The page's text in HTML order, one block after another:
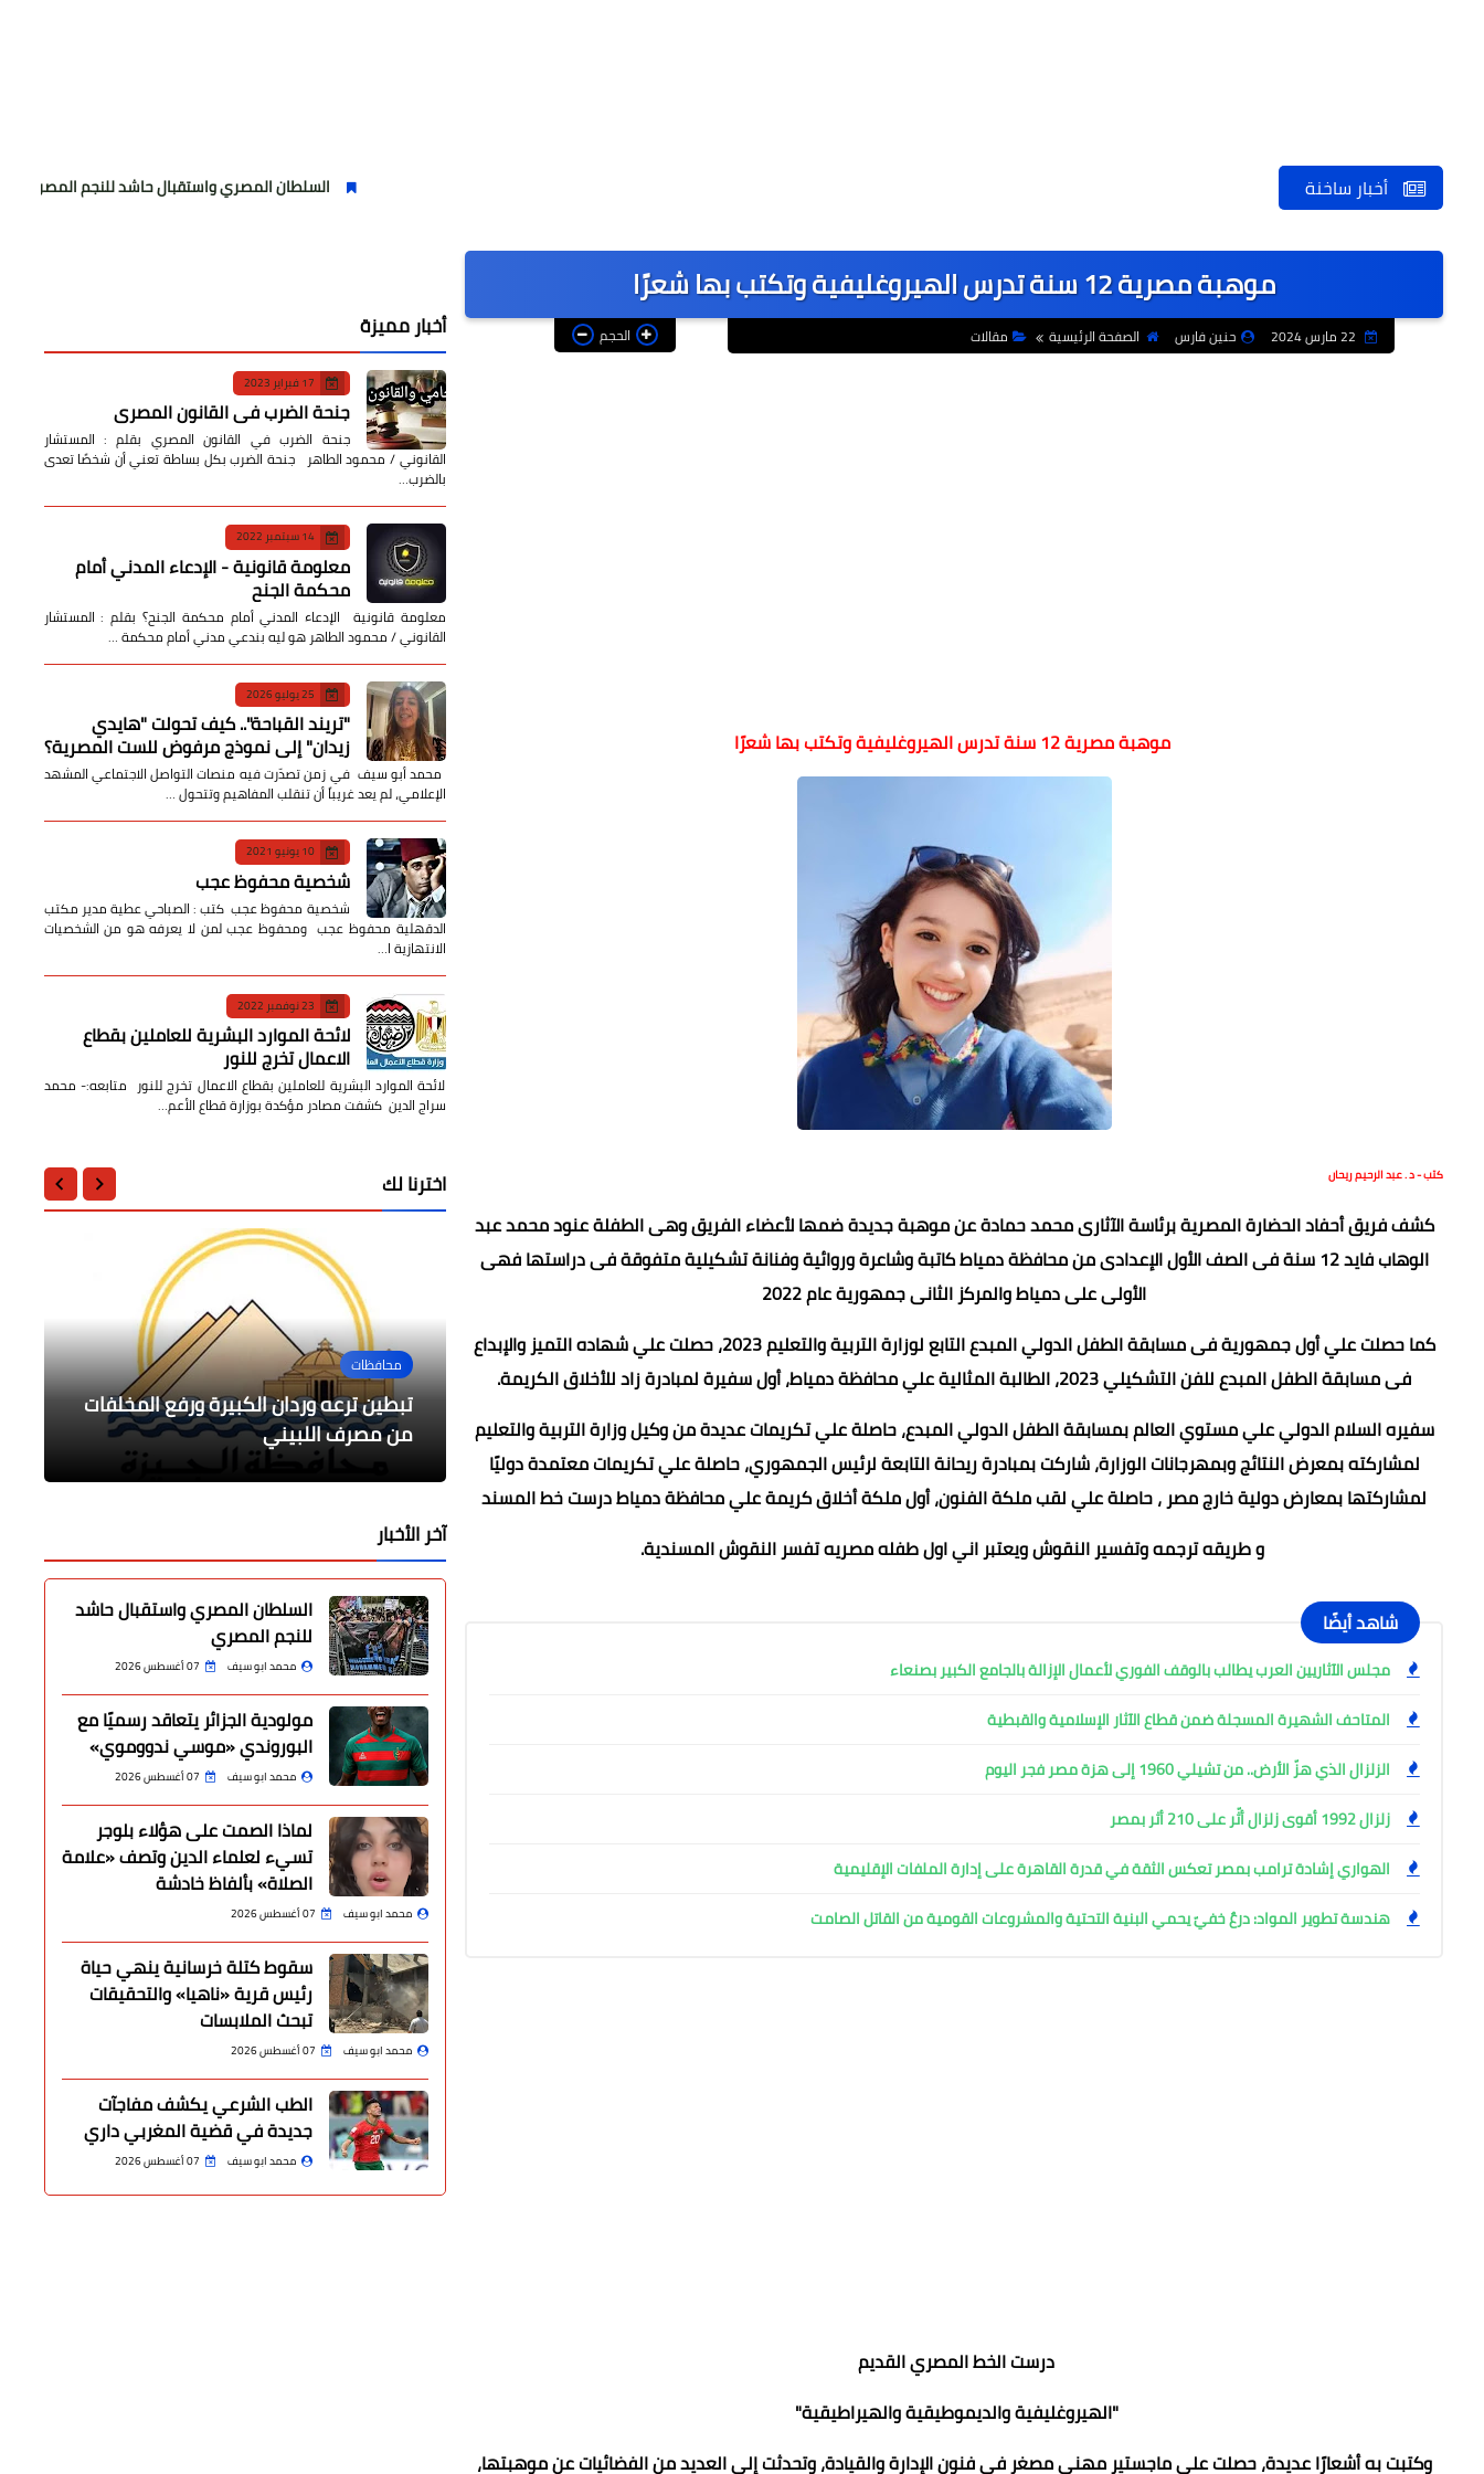
أخبار ساخنة السلطان المصري واستقبال حاشد للنجم المصري
موهبة مصرية 12 سنة تدرس الهيروغليفية وتكتب بها شعرًا
حنين فارس الصفحة الرئيسية مقالات الحجم
موهبة مصرية 12 سنة تدرس الهيروغليفية وتكتب بها شعرًا
كتب - د . عبد الرحيم ريحان
كشف فريق أحفاد الحضارة المصرية برئاسة الآثارى محمد حمادة عن موهبة جديدة ضمها لأعضاء الفريق وهى الطفلة عنود محمد عبد
الوهاب فايد 12 سنة فى الصف الأول الإعدادى من محافظة دمياط كاتبة وشاعرة وروائية وفنانة تشكيلية متفوقة فى دراستها فهى
الأولى على دمياط والمركز الثانى جمهورية عام 2022
كما حصلت علي أول جمهورية فى مسابقة الطفل الدولي المبدع التابع لوزارة التربية والتعليم 2023، حصلت علي شهاده التميز والإبداع
فى مسابقة الطفل المبدع للفن التشكيلي 2023، الطالبة المثالية علي محافظة دمياط، أول سفيرة لمبادرة زاد للأخلاق الكريمة.
سفيره السلام الدولي علي مستوي العالم بمسابقة الطفل الدولي المبدع، حاصلة علي تكريمات عديدة من وكيل وزارة التربية والتعليم
لمشاركته بمعرض النتائج وبمهرجانات الوزارة، شاركت بمبادرة ريحانة التابعة لرئيس الجمهوري، حاصلة علي تكريمات معتمدة دوليًا
لمشاركتها بمعارض دولية خارج مصر ، حاصلة علي لقب ملكة الفنون، أول ملكة أخلاق كريمة علي محافظة دمياط درست خط المسند
و طريقه ترجمه وتفسير النقوش ويعتبر اني اول طفله مصريه تفسر النقوش المسندية.
شاهد أيضًا
مجلس الآثاريين العرب يطالب بالوقف الفوري لأعمال الإزالة بالجامع الكبير بصنعاء
المتاحف الشهيرة المسجلة ضمن قطاع الآثار الإسلامية والقبطية
الزلزال الذي هزّ الأرض.. من تشيلي 1960 إلى هزة مصر فجر اليوم
زلزال 1992 أقوى زلزال أثّر على 210 أثر بمصر
الهواري إشادة ترامب بمصر تعكس الثقة في قدرة القاهرة على إدارة الملفات الإقليمية
هندسة تطوير المواد: درعٌ خفيّ يحمي البنية التحتية والمشروعات القومية من القاتل الصامت
درست الخط المصري القديم
"الهيروغليفية والديموطيقية والهيراطيقية"
وكتبت به أشعارًا عديدة، حصلت على ماجستير مهني مصغر في فنون الإدارة والقيادة، وتحدثت إلى العديد من الفضائيات عن موهبتها،
أخبار مميزة
17 فبراير 2023
جنحة الضرب في القانون المصري
جنحة الضرب في القانون المصري بقلم : المستشار
القانوني / محمود الطاهر جنحة الضرب بكل بساطة تعني أن شخصًا تعدى
بالضرب…
14 سبتمبر 2022
معلومة قانونية - الإدعاء المدني أمام
محكمة الجنح
معلومة قانونية الإدعاء المدني أمام محكمة الجنح؟ بقلم : المستشار
القانوني / محمود الطاهر هو ليه بندعي مدني أمام محكمة …
25 يوليو 2026
​"تريند القباحة".. كيف تحولت "هايدي
زيدان" إلى نموذج مرفوض للست المصرية؟
​ محمد أبو سيف ​في زمن تصدّرت فيه منصات التواصل الاجتماعي المشهد
الإعلامي، لم يعد غريباً أن تنقلب المفاهيم وتتحول …
10 يونيو 2021
شخصية محفوظ عجب
شخصية محفوظ عجب كتب : الصباحي عطية مدير مكتب
الدقهلية محفوظ عجب ومحفوظ عجب لمن لا يعرفه هو من الشخصيات
الانتهازية ا…
23 نوفمبر 2022
لائحة الموارد البشرية للعاملين بقطاع
الاعمال تخرج للنور
لائحة الموارد البشرية للعاملين بقطاع الاعمال تخرج للنور متابعه:- محمد
سراج الدين كشفت مصادر مؤكدة بوزارة قطاع الأعم…
اخترنا لك
30 أكتوبر 2021
محافظات
تبطين ترعه وردان الكبيرة ورفع المخلفات
من مصرف اللبيني
محمد ابو سيف
30 أكتوبر 2021
أخبار مصر
ختام أعمال دورة تدريبية لعدد من
الدبلوماسيين اليمنيين
30 أكتوبر 2021
أخبار مصر
نشرة الايام التوظيفية بتاريخ 30 اكتوبر
2021
محمد ابو سيف
30 أكتوبر 2021
أخبار مصر
وزير الداخلية وقيادات الشرطة يقدمون
التهنئة للفريق أول ‏‎/‎‏ محمد زكى القائد
العام للقوات المسلحة
محمد ابو سيف
30 أكتوبر 2021
أخبار مصر
زيارة قنصل مصر العام لإيبارشية ميلانو
للأقباط الأرثوذكس
آخر الأخبار
السلطان المصري واستقبال حاشد
للنجم المصري
محمد ابو سيف 07 أغسطس 2026
مولودية الجزائر يتعاقد رسميًا مع
البوروندي «موسي ندووموي»
محمد ابو سيف 07 أغسطس 2026
لماذا الصمت على هؤلاء بلوجر
تسيء لعلماء الدين وتصف «علامة
الصلاة» بألفاظ خادشة
محمد ابو سيف 07 أغسطس 2026
سقوط كتلة خرسانية ينهي حياة
رئيس قرية «ناهيا» والتحقيقات
تبحث الملابسات
محمد ابو سيف 07 أغسطس 2026
الطب الشرعي يكشف مفاجآت
جديدة في قضية المغربي داري
محمد ابو سيف 07 أغسطس 2026